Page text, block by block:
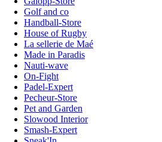
Golf and co
Handball-Store
House of Rugby
La sellerie de Maé
Made in Paradis
Nauti-wave
On-Fight
Padel-Expert
Pecheur-Store
Pet and Garden
Slowood Interior
Smash-Expert